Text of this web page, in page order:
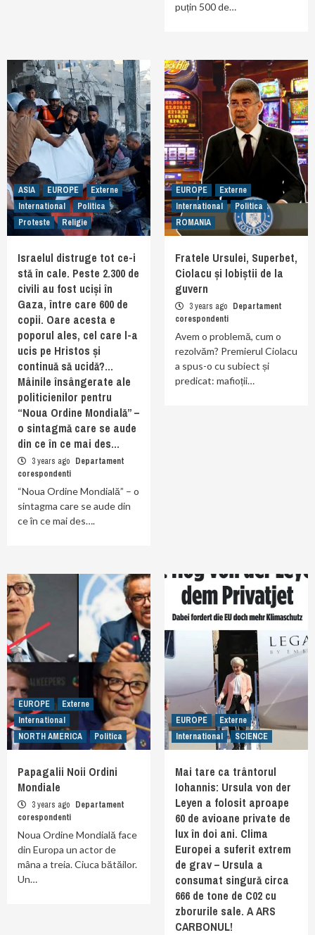
puțin 500 de…
ASIA EUROPE
Externe
International
Politica
Proteste
Religie
Israelul distruge tot ce-i
stă în cale. Peste 2.300 de
civili au fost uciși în
Gaza, între care 600 de
copii. Oare acesta e
poporul ales, cel care l-a
ucis pe Hristos și
continuă să ucidă?…
Mâinile însângerate ale
politicienilor pentru
“Noua Ordine Mondială” –
o sintagmă care se aude
din ce în ce mai des…
3 years ago Departament
corespondenti
“Noua Ordine Mondială” – o
sintagma care se aude din
ce în ce mai des….
EUROPE
Externe
International
Politica
ROMANIA
Fratele Ursulei, Superbet,
Ciolacu și lobiștii de la
guvern
3 years ago Departament
corespondenti
Avem o problemă, cum o
rezolvăm? Premierul Ciolacu
a spus-o cu subiect și
predicat: mafioții…
EUROPE
Externe
International
NORTH AMERICA
Politica
Papagalii Noii Ordini
Mondiale
3 years ago Departament
corespondenti
Noua Ordine Mondială face
din Europa un actor de
mâna a treia. Ciuca bătăilor.
Un…
EUROPE
Externe
International
SCIENCE
Mai tare ca trântorul
Iohannis: Ursula von der
Leyen a folosit aproape
60 de avioane private de
lux în doi ani. Clima
Europei a suferit extrem
de grav – Ursula a
consumat singură circa
666 de tone de C02 cu
zborurile sale. A ARS
CARBONUL!